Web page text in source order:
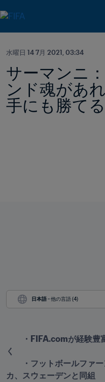
水曜日 14 7月 2021, 03:34
サーマンニ
ンド魂があ
手にも勝てる
日本語 - 他の言語 (4)
・FIFA.comが経験豊
く
・フットボールファー
カ、スウェーデンと同組